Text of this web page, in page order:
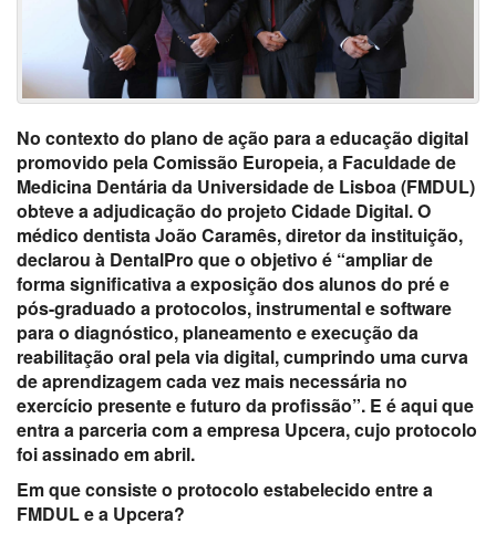
No contexto do plano de ação para a educação digital
promovido pela Comissão Europeia, a Faculdade de
Medicina Dentária da Universidade de Lisboa (FMDUL)
obteve a adjudicação do projeto Cidade Digital. O
médico dentista João Caramês, diretor da instituição,
declarou à DentalPro que o objetivo é “ampliar de
forma significativa a exposição dos alunos do pré e
pós-graduado a protocolos, instrumental e software
para o diagnóstico, planeamento e execução da
reabilitação oral pela via digital, cumprindo uma curva
de aprendizagem cada vez mais necessária no
exercício presente e futuro da profissão”. E é aqui que
entra a parceria com a empresa Upcera, cujo protocolo
foi assinado em abril.
Em que consiste o protocolo estabelecido entre a
FMDUL e a Upcera?